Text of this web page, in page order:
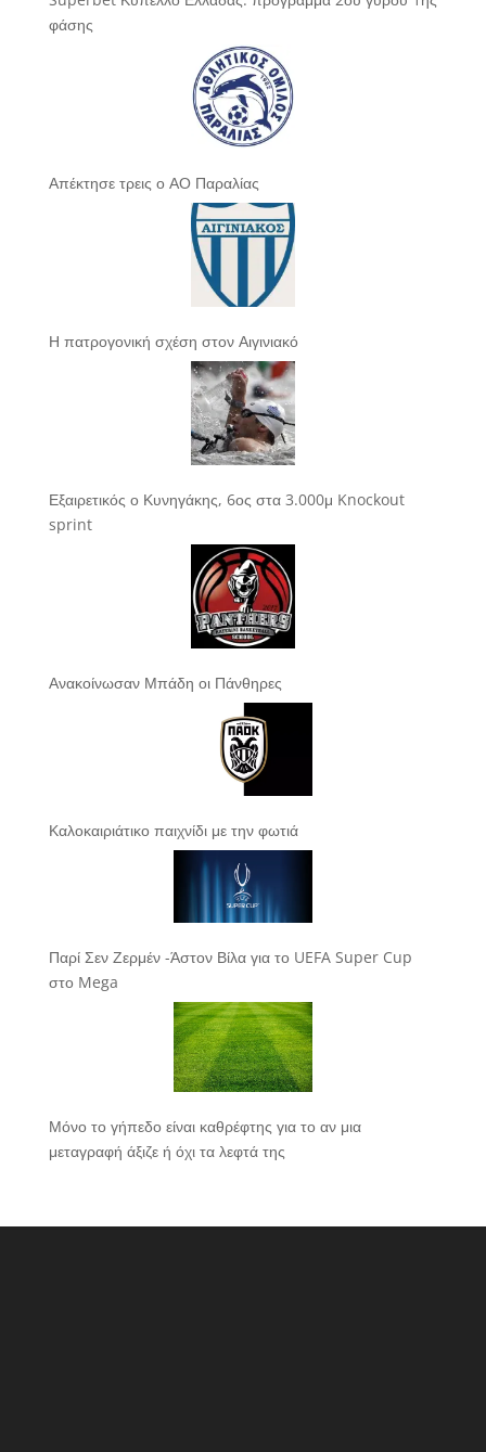
φάσης
Απέκτησε τρεις ο ΑΟ Παραλίας
Η πατρογονική σχέση στον Αιγινιακό
Εξαιρετικός ο Κυνηγάκης, 6ος στα 3.000μ Knockout
sprint
Ανακοίνωσαν Μπάδη οι Πάνθηρες
Καλοκαιριάτικο παιχνίδι με την φωτιά
Παρί Σεν Ζερμέν -Άστον Βίλα για το UEFA Super Cup
στο Mega
Μόνο το γήπεδο είναι καθρέφτης για το αν μια
μεταγραφή άξιζε ή όχι τα λεφτά της